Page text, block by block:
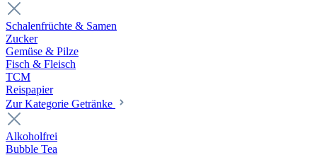
Schalenfrüchte & Samen
Zucker
Gemüse & Pilze
Fisch & Fleisch
TCM
Reispapier
Zur Kategorie Getränke
Alkoholfrei
Bubble Tea